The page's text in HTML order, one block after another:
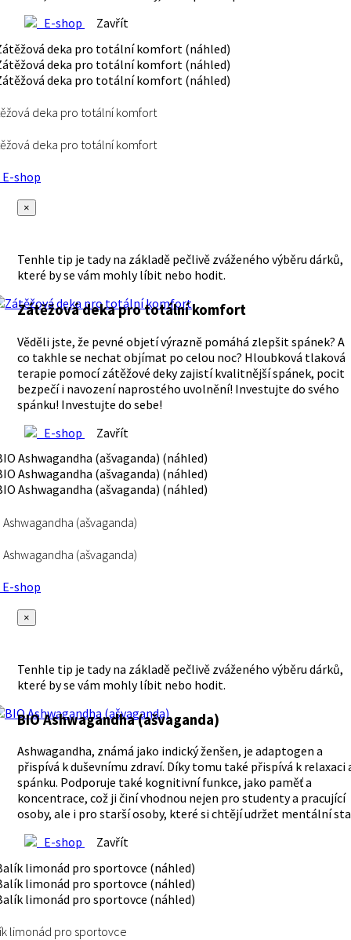
E-shop
Zavřít
deka pro totální komfort
deka pro totální komfort
shop
×
Tenhle tip je tady na základě pečlivě zváženého výběru dárků,
které by se vám mohly líbit nebo hodit.
Zátěžová deka pro totální komfort
Věděli jste, že pevné objetí výrazně pomáhá zlepšit spánek? A
co takhle se nechat objímat po celou noc? Hloubková tlaková
terapie pomocí zátěžové deky zajistí kvalitnější spánek, pocit
bezpečí i navození naprostého uvolnění! Investujte do svého
spánku! Investujte do sebe!
E-shop
Zavřít
Ashwagandha (ašvaganda)
Ashwagandha (ašvaganda)
shop
×
Tenhle tip je tady na základě pečlivě zváženého výběru dárků,
které by se vám mohly líbit nebo hodit.
BIO Ashwagandha (ašvaganda)
Ashwagandha, známá jako indický ženšen, je adaptogen a
přispívá k duševnímu zdraví. Díky tomu také přispívá k relaxaci
spánku. Podporuje také kognitivní funkce, jako paměť a
koncentrace, což ji činí vhodnou nejen pro studenty a pracující
osoby, ale i pro starší osoby, které si chtějí udržet mentální
E-shop
Zavřít
limonád pro sportovce